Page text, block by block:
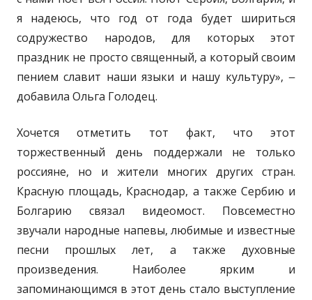
я надеюсь, что год от года будет шириться
содружество народов, для которых этот
праздник не просто священный, а который своим
пением славит наши языки и нашу культуру», ‒
добавила Ольга Голодец.
Хочется отметить тот факт, что этот
торжественный день поддержали не только
россияне, но и жители многих других стран.
Красную площадь, Краснодар, а также Сербию и
Болгарию связал видеомост. Повсеместно
звучали народные напевы, любимые и известные
песни прошлых лет, а также духовные
произведения. Наиболее ярким и
запоминающимся в этот день стало выступление